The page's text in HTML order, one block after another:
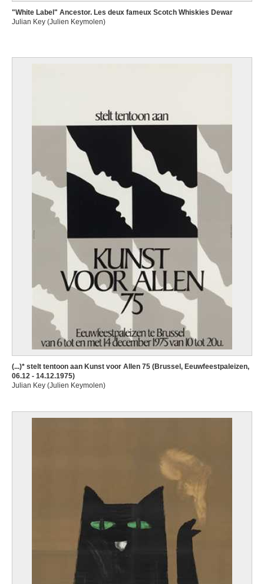
"White Label" Ancestor. Les deux fameux Scotch Whiskies Dewar
Julian Key (Julien Keymolen)
(...)* stelt tentoon aan Kunst voor Allen 75 (Brussel, Eeuwfeestpaleizen,
06.12 - 14.12.1975)
Julian Key (Julien Keymolen)